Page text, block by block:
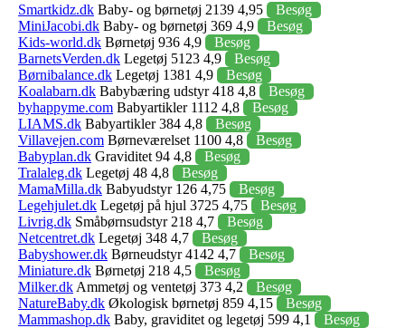
Smartkidz.dk Baby- og børnetøj 2139 4,95
Besøg
MiniJacobi.dk Baby- og børnetøj 369 4,9
Besøg
Kids-world.dk Børnetøj 936 4,9
Besøg
BarnetsVerden.dk Legetøj 5123 4,9
Besøg
Børnibalance.dk Legetøj 1381 4,9
Besøg
Koalabarn.dk Babybæring udstyr 418 4,8
Besøg
byhappyme.com Babyartikler 1112 4,8
Besøg
LIAMS.dk Babyartikler 384 4,8
Besøg
Villavejen.com Børneværelset 1100 4,8
Besøg
Babyplan.dk Graviditet 94 4,8
Besøg
Tralaleg.dk Legetøj 48 4,8
Besøg
MamaMilla.dk Babyudstyr 126 4,75
Besøg
Legehjulet.dk Legetøj på hjul 3725 4,75
Besøg
Livrig.dk Småbørnsudstyr 218 4,7
Besøg
Netcentret.dk Legetøj 348 4,7
Besøg
Babyshower.dk Børneudstyr 4142 4,7
Besøg
Miniature.dk Børnetøj 218 4,5
Besøg
Milker.dk Ammetøj og ventetøj 373 4,2
Besøg
NatureBaby.dk Økologisk børnetøj 859 4,15
Besøg
Mammashop.dk Baby, graviditet og legetøj 599 4,1
Besøg